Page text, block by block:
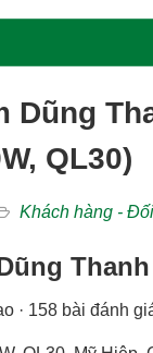
Dũng
QL30)
Khách hàng -
Thanh
· 158 bài đánh